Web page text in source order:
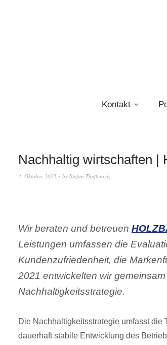
Kontakt
Nachhaltig wirtschaften |
3. Oktober 2025 by Stefan Theßenvitz
Wir beraten und betreuen
Leistungen umfassen die
Kundenzufriedenheit, die
2021 entwickelten wir
Nachhaltigkeitsstrategie.
Die Nachhaltigkeitsstrategie umfasst die
dauerhaft stabile Entwicklung des